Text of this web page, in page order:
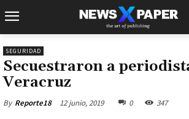
SEGURIDAD
Secuestraron a
Veracruz
By Reporte18 12 junio, 2019 0 347